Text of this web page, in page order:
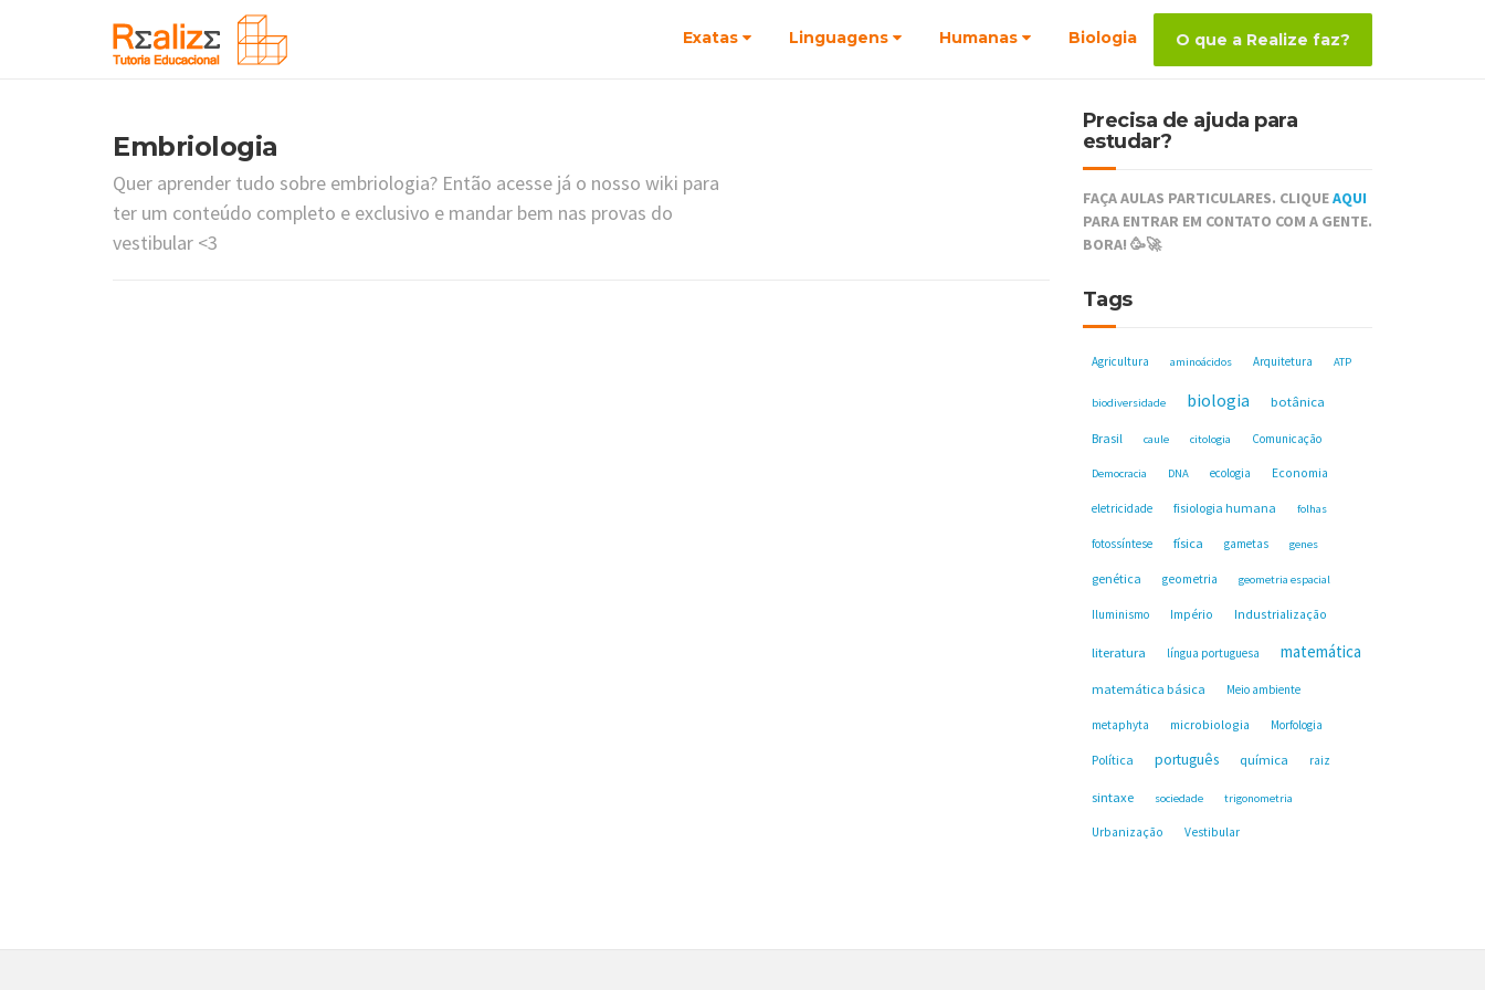
Exatas Linguagens Humanas Biologia O que a Realize faz?
Embriologia
Quer aprender tudo sobre embriologia? Então acesse já o nosso wiki para
ter um conteúdo completo e exclusivo e mandar bem nas provas do
vestibular <3
Precisa de ajuda para
estudar?
FAÇA AULAS PARTICULARES. CLIQUEAQUI
PARA ENTRAR EM CONTATO COM A GENTE.
BORA! 🥳🚀
Tags
Agricultura aminoácidos Arquitetura ATP
biodiversidade biologia botânica
Brasil caule citologia Comunicação
Democracia DNA ecologia Economia
eletricidade fisiologia humana folhas
fotossíntese física gametas genes
genética geometria geometria espacial
Iluminismo Império Industrialização
literatura língua portuguesa matemática
matemática básica Meio ambiente
metaphyta microbiologia Morfologia
Política português química raiz
sintaxe sociedade trigonometria
Urbanização Vestibular